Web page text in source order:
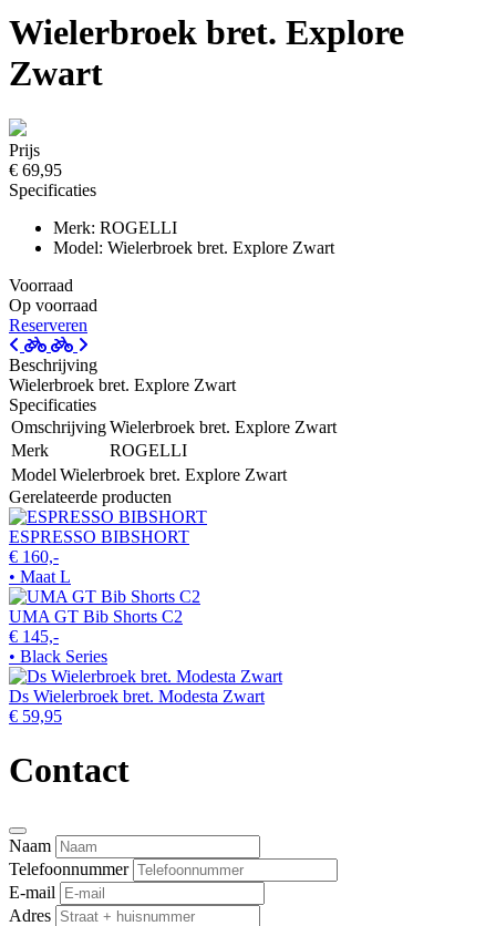
Wielerbroek bret. Explore
Zwart
Prijs
€ 69,95
Specificaties
Merk: ROGELLI
Model: Wielerbroek bret. Explore Zwart
Voorraad
Op voorraad
Reserveren
Beschrijving
Wielerbroek bret. Explore Zwart
Specificaties
OmschrijvingWielerbroek bret. Explore Zwart
Merk
ROGELLI
Model Wielerbroek bret. Explore Zwart
Gerelateerde producten
ESPRESSO BIBSHORT
€ 160,-
• Maat L
UMA GT Bib Shorts C2
€ 145,-
• Black Series
Ds Wielerbroek bret. Modesta Zwart
€ 59,95
Contact
Naam
Telefoonnummer
E-mail
Adres